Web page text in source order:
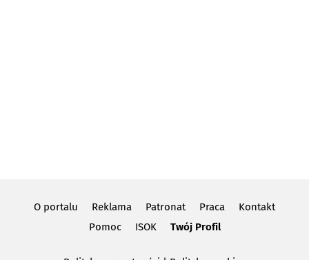
O portalu Reklama Patronat Praca
Kontakt
Pomoc
ISOK Twój Profil